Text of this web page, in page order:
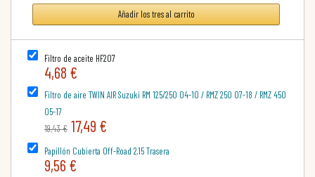
Añadir los tres al carrito
Filtro de aceite HF207
4,68 €
Filtro de aire TWIN AIR Suzuki RM 125/250 04-10 / RMZ 250 07-18 / RMZ 450
05-17
19,43 € 17,49 €
Papillón Cubierta Off-Road 2.15 Trasera
9,56 €